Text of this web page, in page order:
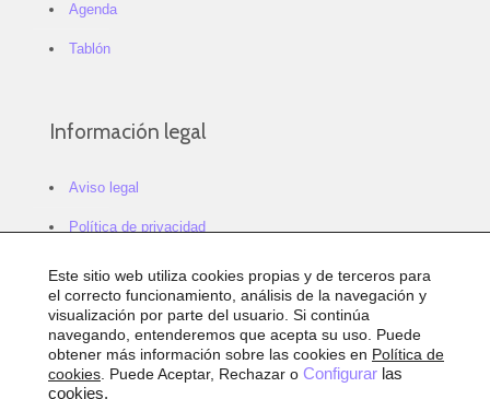
Agenda
Tablón
Información legal
Aviso legal
Política de privacidad
Política de cookies
Configurar cookies
Sitemap
Accesibilidad
Este sitio web utiliza cookies propias y de terceros para
el correcto funcionamiento, análisis de la navegación y
visualización por parte del usuario. Si continúa
navegando, entenderemos que acepta su uso. Puede
obtener más información sobre las cookies en Política de
cookies . Puede Aceptar, Rechazar o Configurar las
cookies.